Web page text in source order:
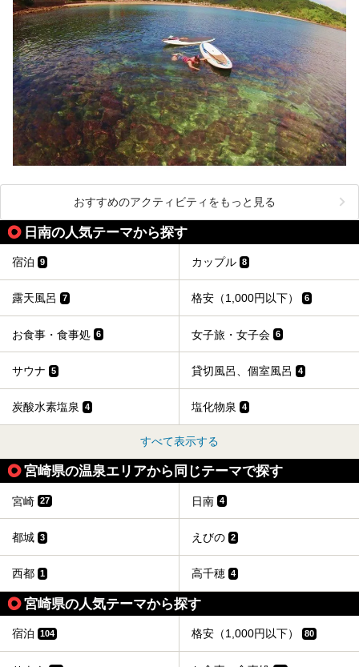
おすすめのアクティビティをもっと見る
日南の人気テーマから探す
宿泊 9 カップル 8
露天風呂 7 格安（1,000円以下） 6
お食事・食事処 6 女子旅・女子会 6
サウナ 5 貸切風呂、個室風呂 4
炭酸水素塩泉 4 塩化物泉 4
すべて表示する
宮崎県の温泉エリアから同じテーマで探す
宮崎 27 日南 4
都城 3 えびの 2
西都 1 高千穂 4
宮崎県の人気テーマから探す
宿泊 104 格安（1,000円以下） 80